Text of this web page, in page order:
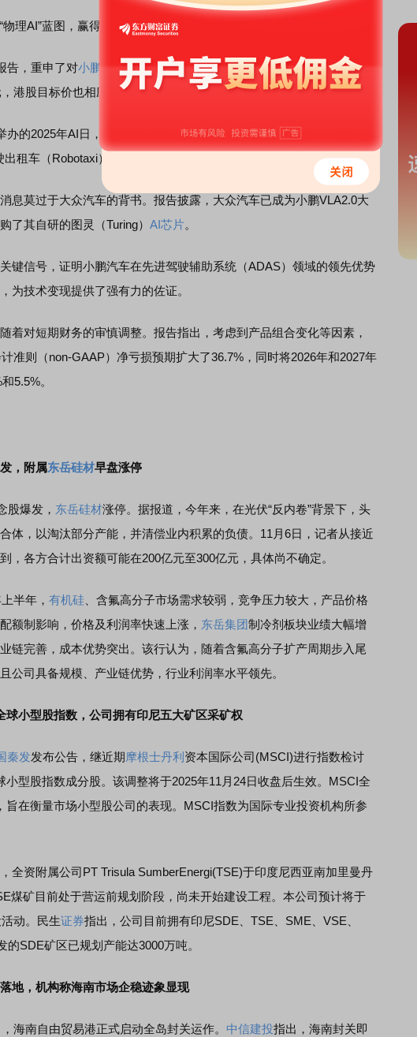
理AI”蓝图，赢得了华尔街的进一步认可。
告，重申了对小鹏汽车的“买入”评级，并将其美国存托凭证（ADS）的
港股目标价也相应从101港元上调至105港元。
的2025年AI日，会上公司详细阐述了其在人工智能 领域的最新进展，
租车（Robotaxi）、人形
和飞行汽车等一系列颠覆性产品。
莫过于大众汽车的背书。报告披露，大众汽车已成为小鹏VLA2.0大
了其自研的图灵（Turing） AI芯片。
信号，证明小鹏汽车在先进驾驶辅助系统（ADAS）领域的领先优势
为技术变现提供了强有力的佐证。
对短期财务的审慎调整。报告指出，考虑到产品组合变化等因素，
准则（non-GAAP）净亏损预期扩大了36.7%，同时将2026年和2027年
5.5%。
，附属东岳硅材早盘涨停
股爆发， 东岳硅材涨停。据报道，今年来，在光伏“反内卷”背景下，头
体，以淘汰部分产能，并清偿业内积累的负债。11月6日，记者从接近
，各方合计出资额可能在200亿元至300亿元，具体尚不确定。
半年， 有机硅 、含氟高分子市场需求较弱，竞争压力较大，产品价格
额制影响，价格及利润率快速上涨， 东岳集团制冷剂板块业绩大幅增
链完善，成本优势突出。该行认为，随着含氟高分子扩产周期步入尾
公司具备规模、产业链优势，行业利润率水平领先。
球小型股指数，公司拥有印尼五大矿区采矿权
秦发发布公告，继近期摩根士丹利 资本国际公司(MSCI)进行指数检讨
小型股指数成分股。该调整将于2025年11月24日收盘后生效。MSCI全
旨在衡量市场小型股公司的表现。MSCI指数为国际专业投资机构所参
全资附属公司PT Trisula SumberEnergi(TSE)于印度尼西亚南加里曼丹
煤矿目前处于营运前规划阶段，尚未开始建设工程。本公司预计将于
动。民生证券指出，公司目前拥有印尼SDE、TSE、SME、VSE、
SDE矿区已规划产能达3000万吨。
地，机构称海南市场企稳迹象显现
南自由贸易港正式启动全岛封关运作。 中信建投指出，海南封关即